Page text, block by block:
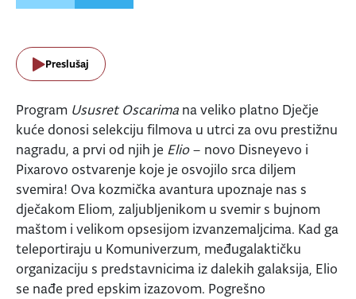
Preslušaj
Program Ususret Oscarima na veliko platno Dječje
kuće donosi selekciju filmova u utrci za ovu prestižnu
nagradu, a prvi od njih je Elio– novo Disneyevo i
Pixarovo ostvarenje koje je osvojilo srca diljem
svemira! Ova kozmička avantura upoznaje nas s
dječakom Eliom, zaljubljenikom u svemir s bujnom
maštom i velikom opsesijom izvanzemaljcima. Kad ga
teleportiraju u Komuniverzum, međugalaktičku
organizaciju s predstavnicima iz dalekih galaksija, Elio
se nađe pred epskim izazovom. Pogrešno